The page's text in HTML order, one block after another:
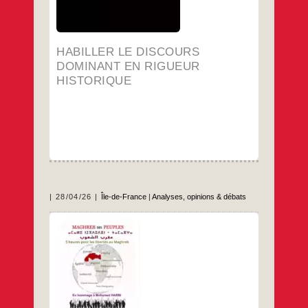
HABILLER LE DISCOURS
DOMINANT EN RIGUEUR
HISTORIQUE
historique
28/04/26 Île-de-France| Analyses, opinions & débats